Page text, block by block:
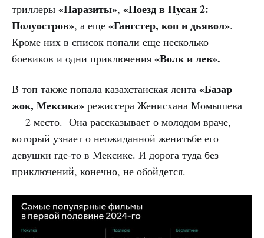
триллеры «Паразиты», «Поезд в Пусан 2:
Полуостров», а еще «Гангстер, коп и дьявол».
Кроме них в список попали еще несколько
боевиков и одни приключения «Волк и лев».
В топ также попала казахстанская лента «Базар
жок, Мексика» режиссера Женисхана Момышева
— 2 место. Она рассказывает о молодом враче,
который узнает о неожиданной женитьбе его
девушки где-то в Мексике. И дорога туда без
приключений, конечно, не обойдется.